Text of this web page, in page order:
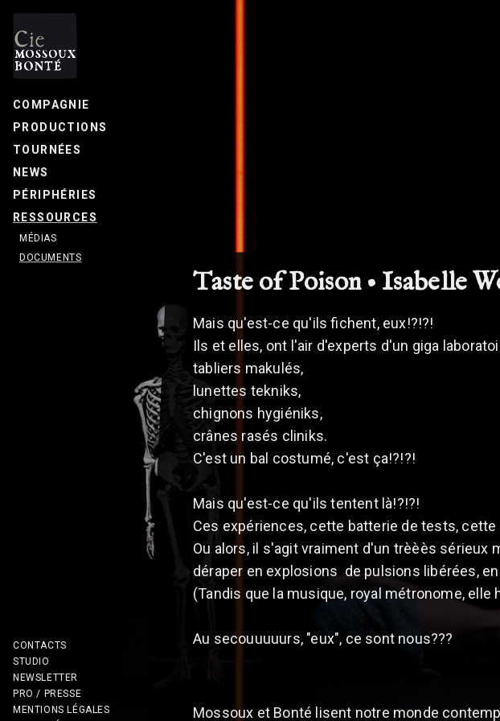
COMPAGNIE
PRODUCTIONS
TOURNÉES
NEWS
PÉRIPHÉRIES
RESSOURCES
MÉDIAS
DOCUMENTS
CONTACTS
STUDIO
NEWSLETTER
PRO / PRESSE
MENTIONS LÉGALES
Taste of Poison • Isabelle
Mais qu'est-ce qu'ils fichent, eux!?!?!
Ils et elles, ont l'air d'experts d'un giga
tabliers makulés,
lunettes tekniks,
chignons hygiéniks,
crânes rasés cliniks.
C'est un bal costumé, c'est ça!?!?!
Mais qu'est-ce qu'ils tentent là!?!?!
Ces expériences, cette batterie de tests,
Ou alors, il s'agit vraiment d'un trèèès
déraper en explosions de pulsions libérées,
(Tandis que la musique, royal métronome,
Au secouuuuurs, "eux", ce sont nous???
Mossoux et Bonté lisent notre monde